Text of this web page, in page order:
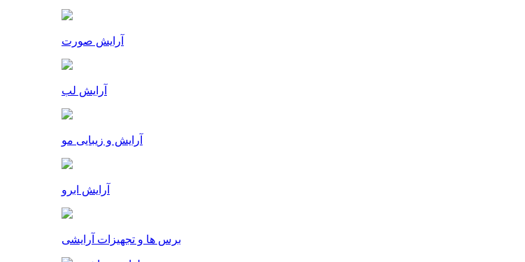
آرایش صورت
آرایش لب
آرایش و زیبایی مو
آرایش ابرو
برس ها و تجهیزات آرایشی